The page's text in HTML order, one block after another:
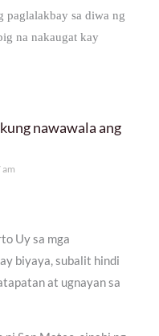
paglalakbay sa diwa ng
na nakaugat kay
nawawala ang
Uy sa mga
biyaya, subalit hindi
at ugnayan sa